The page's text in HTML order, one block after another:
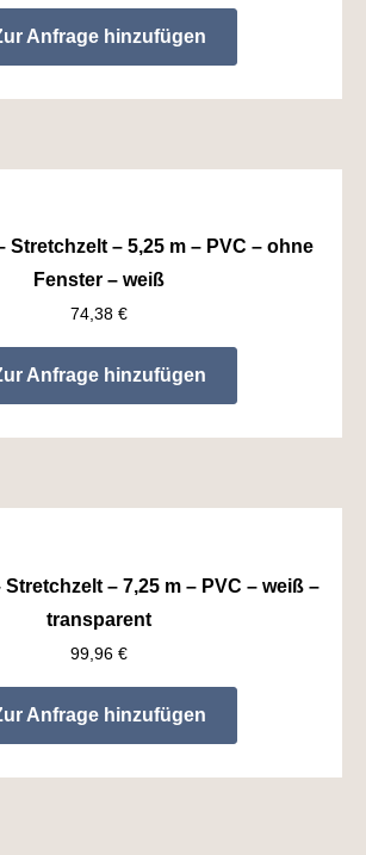
Anfrage hinzufügen
Stretchzelt – 5,25 m – PVC – ohne
Fenster – weiß
74,38 €
Anfrage hinzufügen
– 7,25 m – PVC – weiß –
transparent
99,96 €
Anfrage hinzufügen